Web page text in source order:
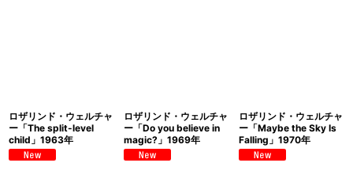
ロザリンド・ウェルチャ
ー「The split-level
child」1963年
ロザリンド・ウェルチャ
ー「Do you believe in
magic?」1969年
ロザリンド・ウェルチャ
ー「Maybe the Sky Is
Falling」1970年